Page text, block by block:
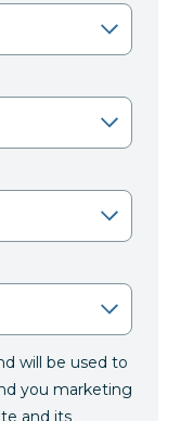
will be used to
you marketing
and its